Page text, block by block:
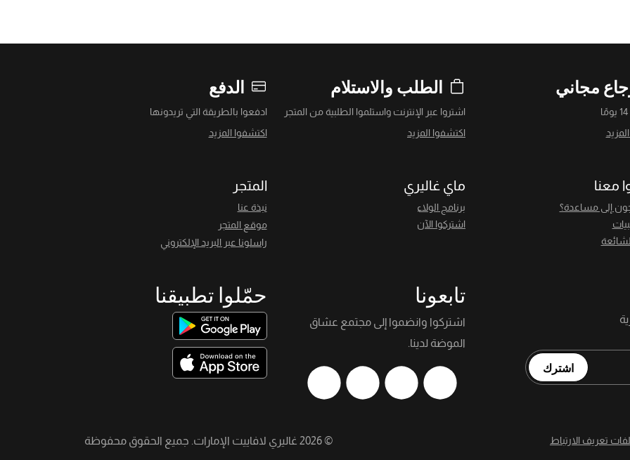
مجاني الطلب والاستلام
اشتروا عبر الإنترنت واستلموا الطلبية من المتجر
اكتشفوا المزيد
الدفع
ادفعوا بالطريقة التي تريدونها
اكتشفوا المزيد
معنا
إلى مساعدة؟
ماي غاليري
برنامج الولاء
اشتركوا الآن
المتجر
نبذة عنا
موقع المتجر
راسلونا عبر البريد الإلكتروني
اشترك
تابعونا
اشتركوا وانضموا إلى مجتمع عشاق
الموضة لدينا.
حمّلوا تطبيقنا
تعريف الارتباط ©
2026 غاليري لافاييت الإمارات. جميع الحقوق محفوظة